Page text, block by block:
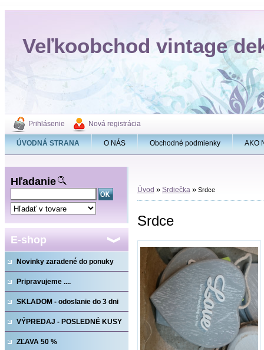
Veľkoobchod vintage
Prihlásenie Nová registrácia
ÚVODNÁ STRANA O NÁS Obchodné podmienky AKO
Hľadanie
E-shop
Novinky zaradené do ponuky
Pripravujeme ....
SKLADOM - odoslanie do 3 dni
VÝPREDAJ - POSLEDNÉ KUSY
ZĽAVA 50 %
Úvod » Srdiečka » Srdce
Srdce